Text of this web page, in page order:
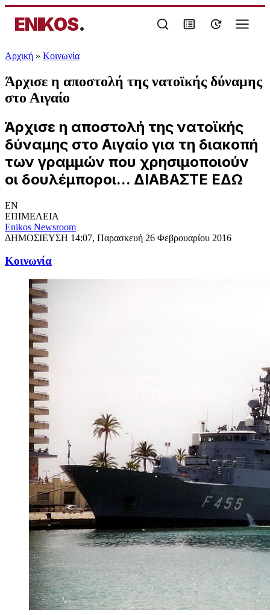
ENIKOS.
Αρχική » Κοινωνία
Άρχισε η αποστολή της νατοϊκής δύναμης
στο Αιγαίο
Άρχισε η αποστολή της νατοϊκής
δύναμης στο Αιγαίο για τη διακοπή
των γραμμών που χρησιμοποιούν
οι δουλέμποροι... ΔΙΑΒΑΣΤΕ ΕΔΩ
EN
ΕΠΙΜΕΛΕΙΑ
Enikos Newsroom
ΔΗΜΟΣΙΕΥΣΗ 14:07, Παρασκευή 26 Φεβρουαρίου 2016
Κοινωνία